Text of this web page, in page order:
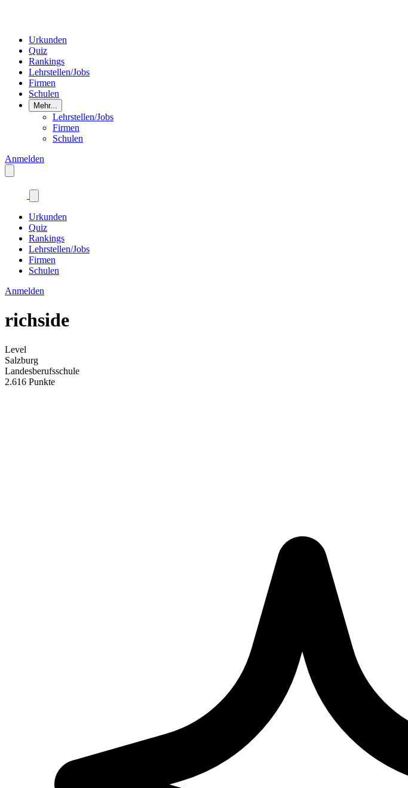
Urkunden
Quiz
Rankings
Lehrstellen/Jobs
Firmen
Schulen
Mehr...
Lehrstellen/Jobs
Firmen
Schulen
Anmelden
Urkunden
Quiz
Rankings
Lehrstellen/Jobs
Firmen
Schulen
Anmelden
richside
Level
Salzburg
Landesberufsschule
2.616 Punkte